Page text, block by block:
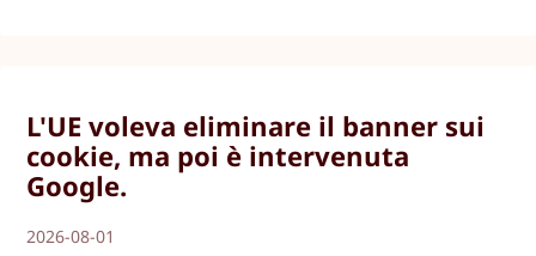
L'UE voleva eliminare il banner sui
cookie, ma poi è intervenuta
Google.
2026-08-01